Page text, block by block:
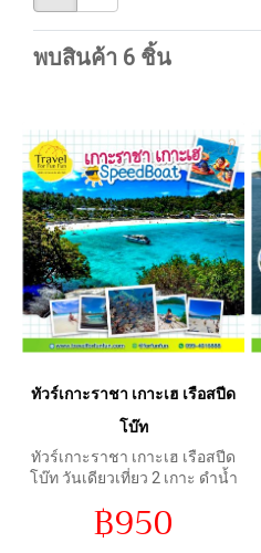
พบสินค้า 6 ชิ้น
ทัวร์เกาะราชา เกาะเฮ เรือสปีด
โบ๊ท
ทัวร์เกาะราชา เกาะเฮ เรือสปีด
โบ๊ท วันเดียวเที่ยว 2 เกาะ ดำน้ำ
น้ำทะเลที่สวยงาม ราคาพิเศษ
ท่านละ 950 บาท
฿950